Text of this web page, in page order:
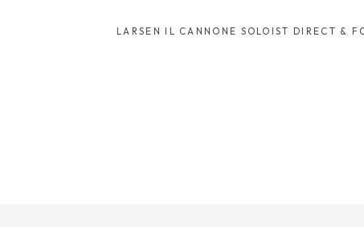
LARSEN IL CANNONE SOLOIST DIRECT &